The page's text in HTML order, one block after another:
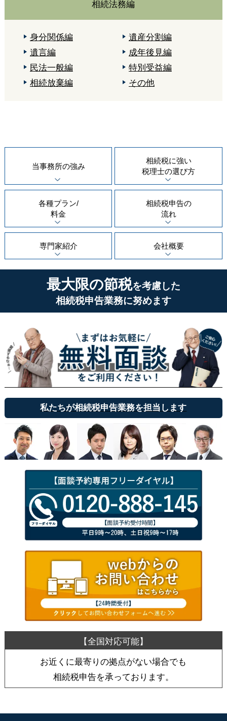
相続法務編
身分関係編
遺産分割編
遺言編
成年後見編
民法一般編
特別受益編
相続放棄編
その他
当事務所の強み
相続税に強い
税理士の選び方
各種プラン/
料金
相続税申告の
流れ
専門家紹介 会社概要
最大限の節税を考慮した
相続税申告業務に努めます
私たちが相続税申告業務を担当します
お近くに最寄りの拠点がない場合でも
相続税申告を承っております。